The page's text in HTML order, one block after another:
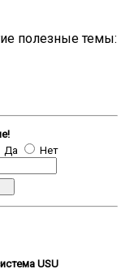
полезные темы:
Да
Нет
USU